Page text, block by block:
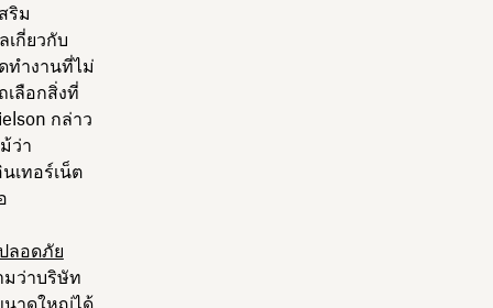
ริม
เกี่ยวกับ
ทำงานที่ไม่
เลือกสิ่งที่
กล่าว
ว่า
เทอร์เน็ต
ลอดภัย
มว่าบริษัท
นาดใหญ่ได้